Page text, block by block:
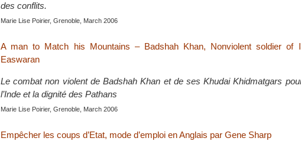
des conflits.
Marie Lise Poirier, Grenoble, March 2006
A man to Match his Mountains – Badshah Khan, Nonviolent soldier of
Easwaran
Le combat non violent de Badshah Khan et de ses Khudai Khidmatgars
l’Inde et la dignité des Pathans
Marie Lise Poirier, Grenoble, March 2006
Empêcher les coups d’Etat, mode d’emploi en Anglais par Gene Sharp